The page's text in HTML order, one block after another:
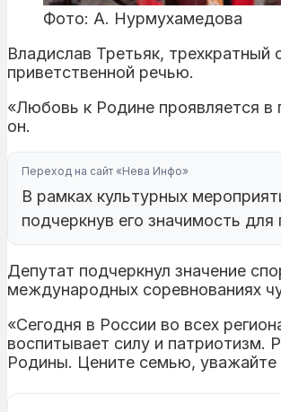
Фото: А. Нурмухамедова
Владислав Третьяк, трехкратный
приветственной речью.
«Любовь к Родине проявляется в
он.
Переход на сайт «Нева Инфо»
В рамках культурных
подчеркнув его значимость для
Депутат подчеркнул значение
международных соревнованиях
«Сегодня в России во всех
воспитывает силу и
Родины. Цените семью, уважайте